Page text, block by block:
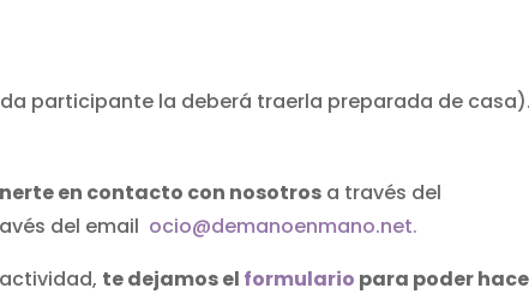
participante la deberá traerla preparada de casa).
en contacto con nosotros a través del
del email ocio@demanoenmano.net.
te dejamos el formulario para poder